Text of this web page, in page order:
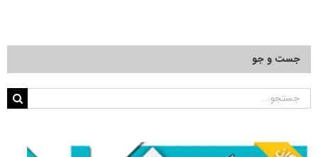
جست و جو
جستجو